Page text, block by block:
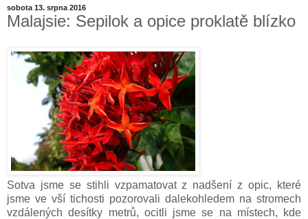
sobota 13. srpna 2016
Malajsie: Sepilok a opice proklatě blízko
Sotva jsme se stihli vzpamatovat z nadšení z opic, které
jsme ve vší tichosti pozorovali dalekohledem na stromech
vzdálených desítky metrů, ocitli jsme se na místech, kde